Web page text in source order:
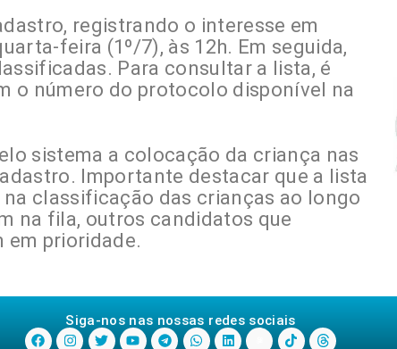
registrando o interesse em
feira (1º/7), às 12h. Em seguida,
Para consultar a lista, é
o número do protocolo disponível na
sistema a colocação da criança nas
Importante destacar que a lista
classificação das crianças ao longo
na fila, outros candidatos que
em prioridade.
Siga-nos nas nossas redes sociais